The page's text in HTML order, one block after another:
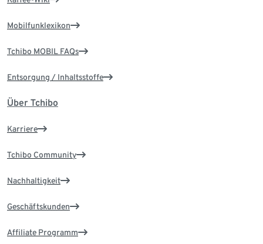
Mobilfunklexikon
Tchibo MOBIL FAQs
Entsorgung / Inhaltsstoffe
Über Tchibo
Karriere
Tchibo Community
Nachhaltigkeit
Geschäftskunden
Affiliate Programm